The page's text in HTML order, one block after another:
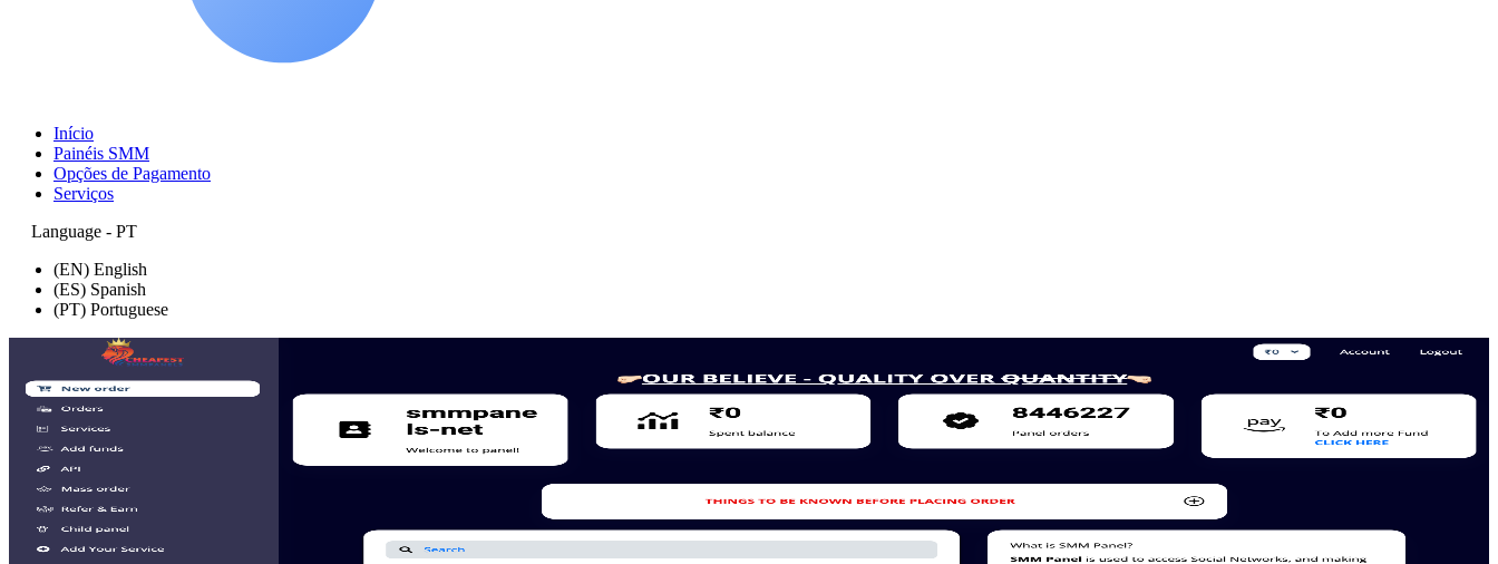
Início
Painéis SMM
Opções de Pagamento
Serviços
Language - PT
(EN) English
(ES) Spanish
(PT) Portuguese